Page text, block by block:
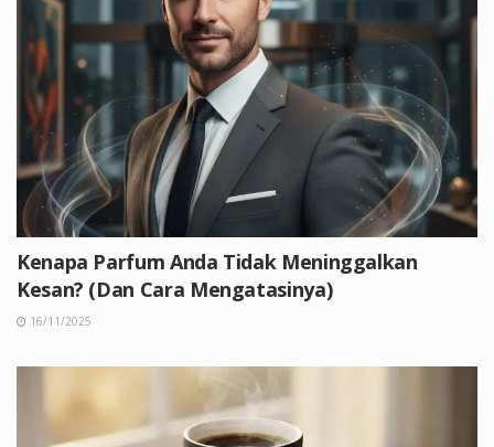
Kenapa Parfum Anda Tidak Meninggalkan
Kesan? (Dan Cara Mengatasinya)
16/11/2025